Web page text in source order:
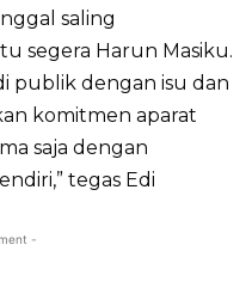
saling
segera Harun Masiku.
publik dengan isu dan
komitmen aparat
saja dengan
tegas Edi
-